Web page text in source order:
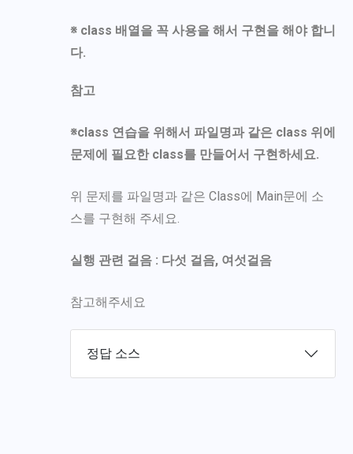
※ class 배열을 꼭 사용을 해서 구현을 해야 합니
다.
참고
※class 연습을 위해서 파일명과 같은 class 위에
문제에 필요한 class를 만들어서 구현하세요.
위 문제를 파일명과 같은 Class에 Main문에 소
스를 구현해 주세요.
실행 관련 걸음 : 다섯 걸음, 여섯걸음
참고해주세요
정답 소스